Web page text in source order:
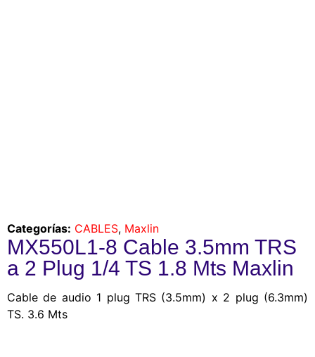
Categorías: CABLES, Maxlin
MX550L1-8 Cable 3.5mm TRS
a 2 Plug 1/4 TS 1.8 Mts Maxlin
Cable de audio 1 plug TRS (3.5mm) x 2 plug (6.3mm)
TS. 3.6 Mts